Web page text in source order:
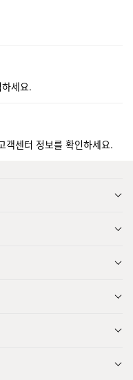
세요.
객센터 정보를 확인하세요.